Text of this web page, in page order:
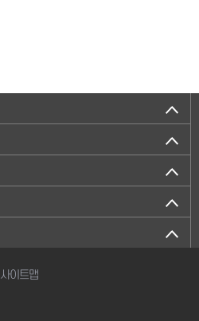
사이트맵